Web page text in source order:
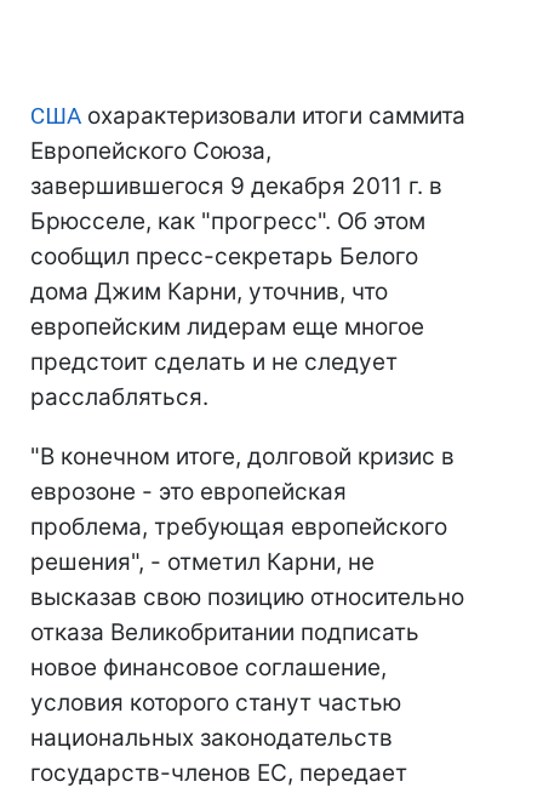
США охарактеризовали итоги саммита
Европейского Союза,
завершившегося 9 декабря 2011 г. в
Брюсселе, как "прогресс". Об этом
сообщил пресс-секретарь Белого
дома Джим Карни, уточнив, что
европейским лидерам еще многое
предстоит сделать и не следует
расслабляться.
"В конечном итоге, долговой кризис в
еврозоне - это европейская
проблема, требующая европейского
решения", - отметил Карни, не
высказав свою позицию относительно
отказа Великобритании подписать
новое финансовое соглашение,
условия которого станут частью
национальных законодательств
государств-членов ЕС, передает